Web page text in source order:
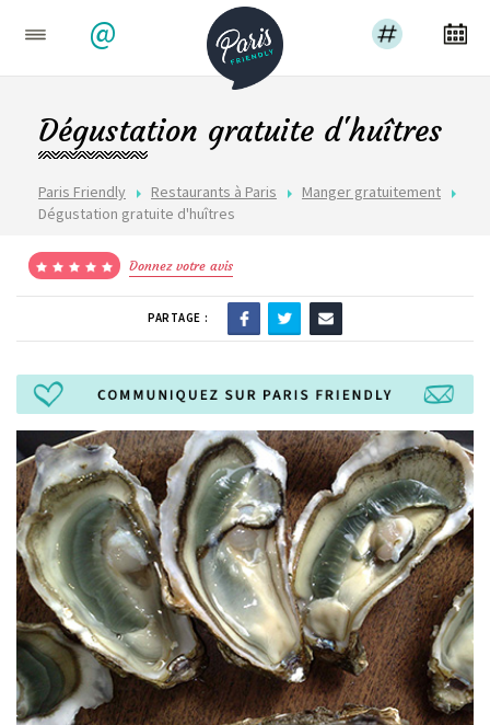
@
Paris Friendly Restaurants à Paris
Manger gratuitement
Dégustation gratuite d'huîtres
Dégustation gratuite d'huîtres
Donnez votre avis
PARTAGE :